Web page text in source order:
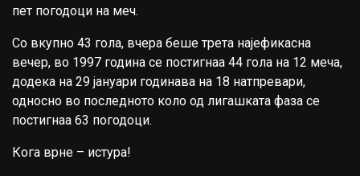
пет погодоци на меч.
Со вкупно 43 гола, вчера беше трета најефикасна
вечер, во 1997 година се постигнаа 44 гола на 12 меча,
додека на 29 јануари годинава на 18 натпревари,
односно во последното коло од лигашката фаза се
постигнаа 63 погодоци.
Кога врне – истура!